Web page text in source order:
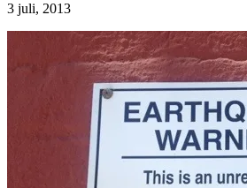
3 juli, 2013